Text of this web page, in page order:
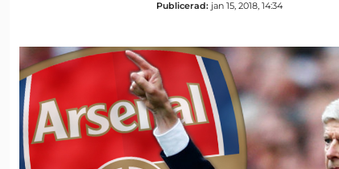
Publicerad: jan 15, 2018, 14:34